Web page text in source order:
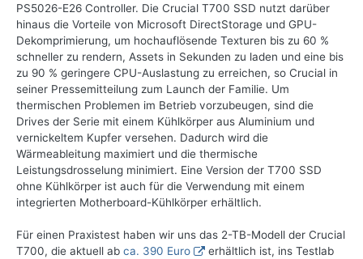
PS5026-E26 Controller. Die Crucial T700 SSD nutzt darüber
hinaus die Vorteile von Microsoft DirectStorage und GPU-
Dekomprimierung, um hochauflösende Texturen bis zu 60 %
schneller zu rendern, Assets in Sekunden zu laden und eine bis
zu 90 % geringere CPU-Auslastung zu erreichen, so Crucial in
seiner Pressemitteilung zum Launch der Familie. Um
thermischen Problemen im Betrieb vorzubeugen, sind die
Drives der Serie mit einem Kühlkörper aus Aluminium und
vernickeltem Kupfer versehen. Dadurch wird die
Wärmeableitung maximiert und die thermische
Leistungsdrosselung minimiert. Eine Version der T700 SSD
ohne Kühlkörper ist auch für die Verwendung mit einem
integrierten Motherboard-Kühlkörper erhältlich.
Für einen Praxistest haben wir uns das 2-TB-Modell der Crucial
T700, die aktuell ab ca. 390 Euro
erhältlich ist, ins Testlab